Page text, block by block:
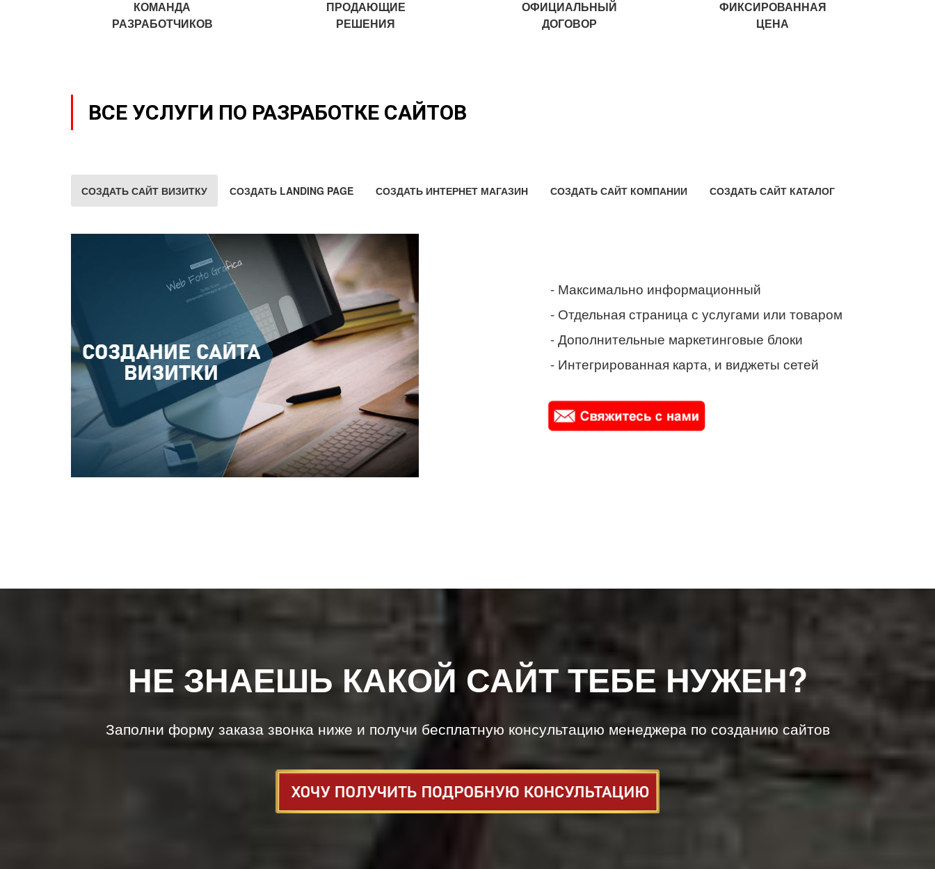
КОМАНДА
РАЗРАБОТЧИКОВ
ПРОДАЮЩИЕ
РЕШЕНИЯ
ОФИЦИАЛЬНЫЙ
ДОГОВОР
ФИКСИРОВАННАЯ
ЦЕНА
ВСЕ УСЛУГИ ПО РАЗРАБОТКЕ САЙТОВ
СОЗДАТЬ САЙТ ВИЗИТКУ СОЗДАТЬ LANDING PAGE СОЗДАТЬ ИНТЕРНЕТ МАГАЗИН СОЗДАТЬ САЙТ КОМПАНИИ СОЗДАТЬ САЙТ КАТАЛОГ
- Максимально информационный
- Отдельная страница с услугами или товаром
- Дополнительные маркетинговые блоки
- Интегрированная карта, и виджеты сетей
НЕ ЗНАЕШЬ КАКОЙ САЙТ ТЕБЕ НУЖЕН?
Заполни форму заказа звонка ниже и получи бесплатную консультацию менеджера по созданию сайтов